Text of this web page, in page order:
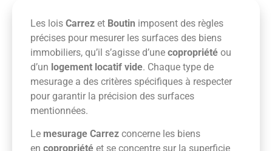
Les lois Carrez et Boutin imposent des règles
précises pour mesurer les surfaces des biens
immobiliers, qu’il s’agisse d’une copropriété ou
d’un logement locatif vide. Chaque type de
mesurage a des critères spécifiques à respecter
pour garantir la précision des surfaces
mentionnées.
Le mesurage Carrez concerne les biens
en copropriété et se concentre sur la superficie